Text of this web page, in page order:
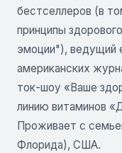
бестселлеров (в
принципы
эмоции"), ведущий
американских
ток-шоу «Ваше
линию витаминов
Проживает с
Флорида), США.